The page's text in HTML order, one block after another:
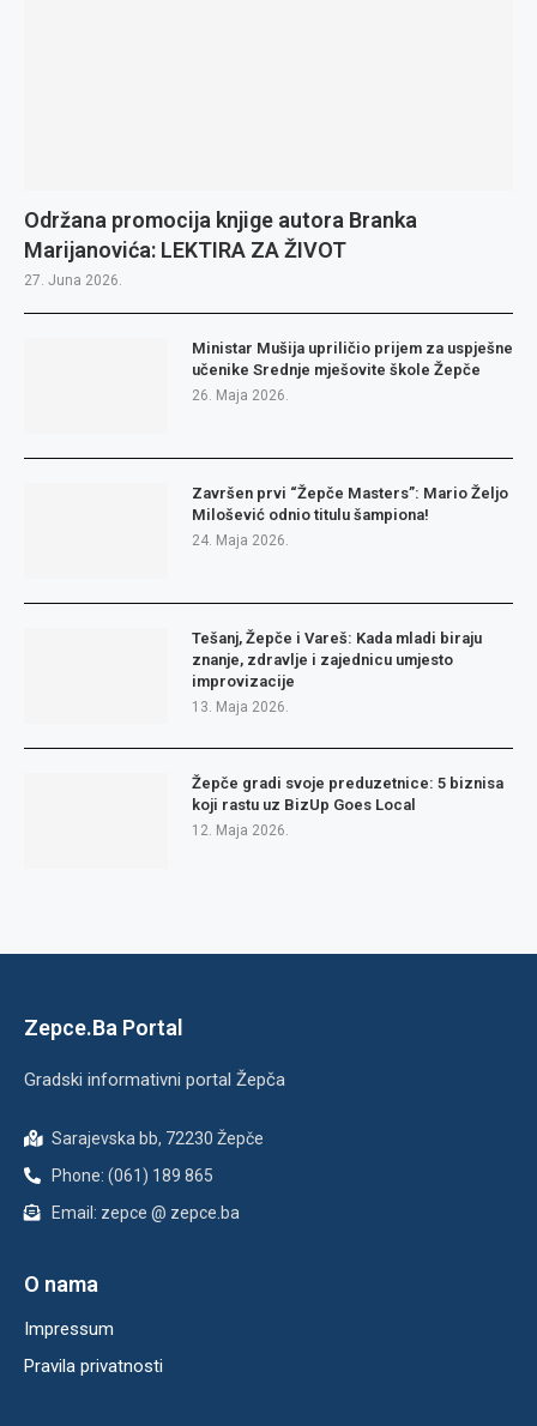
Održana promocija knjige autora Branka
Marijanovića: LEKTIRA ZA ŽIVOT
27. Juna 2026.
Ministar Mušija upriličio prijem za uspješne
učenike Srednje mješovite škole Žepče
26. Maja 2026.
Završen prvi “Žepče Masters”: Mario Željo
Milošević odnio titulu šampiona!
24. Maja 2026.
Tešanj, Žepče i Vareš: Kada mladi biraju
znanje, zdravlje i zajednicu umjesto
improvizacije
13. Maja 2026.
Žepče gradi svoje preduzetnice: 5 biznisa
koji rastu uz BizUp Goes Local
12. Maja 2026.
Zepce.Ba Portal
Gradski informativni portal Žepča
Sarajevska bb, 72230 Žepče
Phone: (061) 189 865
Email: zepce @ zepce.ba
O nama
Impressum
Pravila privatnosti